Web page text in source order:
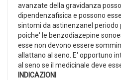
avanzate della gravidanza
dipendenzafisica e possono
sintomi da astinenzanel
poiche' le benzodiazepine
esse non devono essere
allattano al seno. E' opportuno
al seno se il medicinale deve
INDICAZIONI